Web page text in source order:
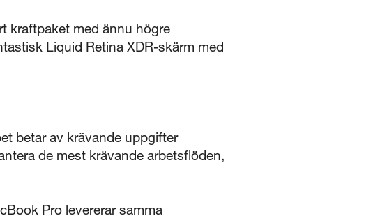
kraftpaket med ännu högre
Liquid Retina XDR-skärm med
betar av krävande uppgifter
de mest krävande arbetsflöden,
Pro levererar samma
Stäng